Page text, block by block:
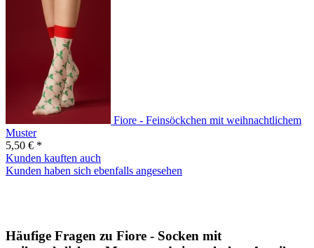
Fiore - Feinsöckchen mit weihnachtlichem
Muster
5,50 € *
Kunden kauften auch
Kunden haben sich ebenfalls angesehen
Häufige Fragen zu Fiore - Socken mit